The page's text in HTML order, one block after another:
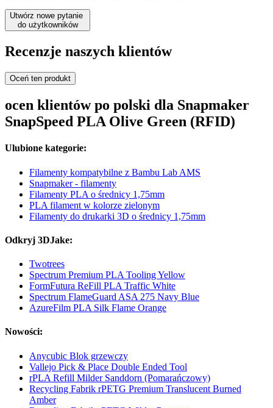
Utwórz nowe pytanie
do użytkowników
Recenzje naszych klientów
Oceń ten produkt
ocen klientów po polski dla Snapmaker
SnapSpeed PLA Olive Green (RFID)
Ulubione kategorie:
Filamenty kompatybilne z Bambu Lab AMS
Snapmaker - filamenty
Filamenty PLA o średnicy 1,75mm
PLA filament w kolorze zielonym
Filamenty do drukarki 3D o średnicy 1,75mm
Odkryj 3DJake:
Twotrees
Spectrum Premium PLA Tooling Yellow
FormFutura ReFill PLA Traffic White
Spectrum FlameGuard ASA 275 Navy Blue
AzureFilm PLA Silk Flame Orange
Nowości:
Anycubic Blok grzewczy
Vallejo Pick & Place Double Ended Tool
rPLA Refill Milder Sanddorn (Pomarańczowy)
Recycling Fabrik rPETG Premium Translucent Burned
Amber